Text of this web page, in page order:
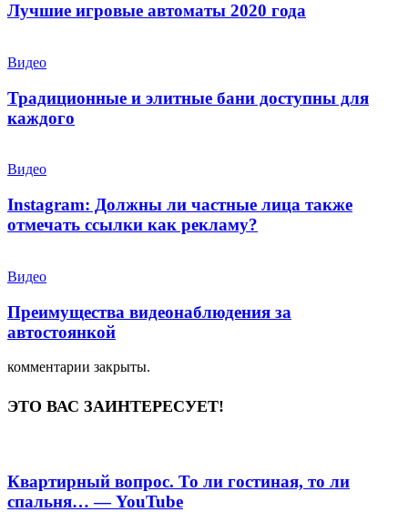
Лучшие игровые автоматы 2020 года
Видео
Традиционные и элитные бани доступны для
каждого
Видео
Instagram: Должны ли частные лица также
отмечать ссылки как рекламу?
Видео
Преимущества видеонаблюдения за
автостоянкой
комментарии закрыты.
ЭТО ВАС ЗАИНТЕРЕСУЕТ!
Квартирный вопрос. То ли гостиная, то ли
спальня… — YouTube